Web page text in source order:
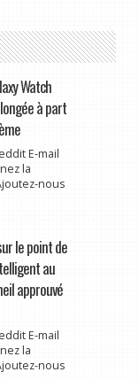
Watch
à part
E-mail
la
nous
le point de
au
approuvé
E-mail
la
nous